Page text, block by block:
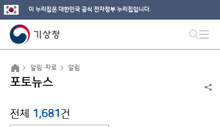
이 누리집은 대한민국 공식 전자정부 누리집입니다.
알림·자료 알림
포토뉴스
전체 1,681건